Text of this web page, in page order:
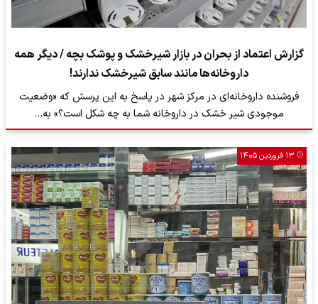
گزارش اعتماد از بحران در بازار شیرخشک و پوشک بچه‌ / دیگر همه
داروخانه‌ها مانند سابق شیرخشک ندارند!
فروشنده داروخانه‌ای در مرکز شهر در پاسخ به این پرسش که «وضعیت
موجودی شیر خشک در داروخانه‌ شما به چه شکل است؟» به…
۱۳ فروردین ۱۴۰۵